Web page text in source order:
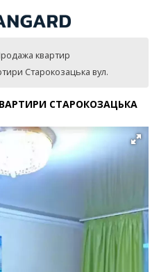
квартир
Старокозацька вул.
СТАРОКОЗАЦЬКА